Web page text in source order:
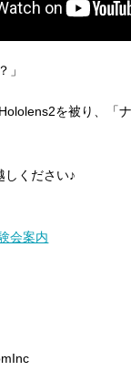
」
を被り、「
しください♪
会案内